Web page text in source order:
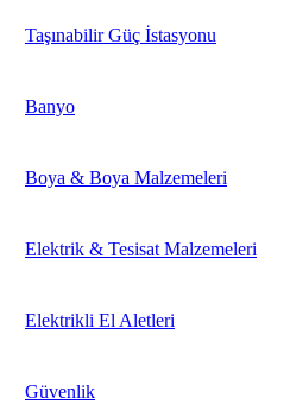
Taşınabilir Güç İstasyonu
Banyo
Boya & Boya Malzemeleri
Elektrik & Tesisat Malzemeleri
Elektrikli El Aletleri
Güvenlik